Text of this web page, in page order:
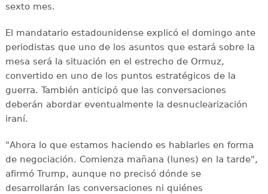
sexto mes.
El mandatario estadounidense explicó el domingo ante
periodistas que uno de los asuntos que estará sobre la
mesa será la situación en el estrecho de Ormuz,
convertido en uno de los puntos estratégicos de la
guerra. También anticipó que las conversaciones
deberán abordar eventualmente la desnuclearización
iraní.
"Ahora lo que estamos haciendo es hablarles en forma
de negociación. Comienza mañana (lunes) en la tarde",
afirmó Trump, aunque no precisó dónde se
desarrollarán las conversaciones ni quiénes